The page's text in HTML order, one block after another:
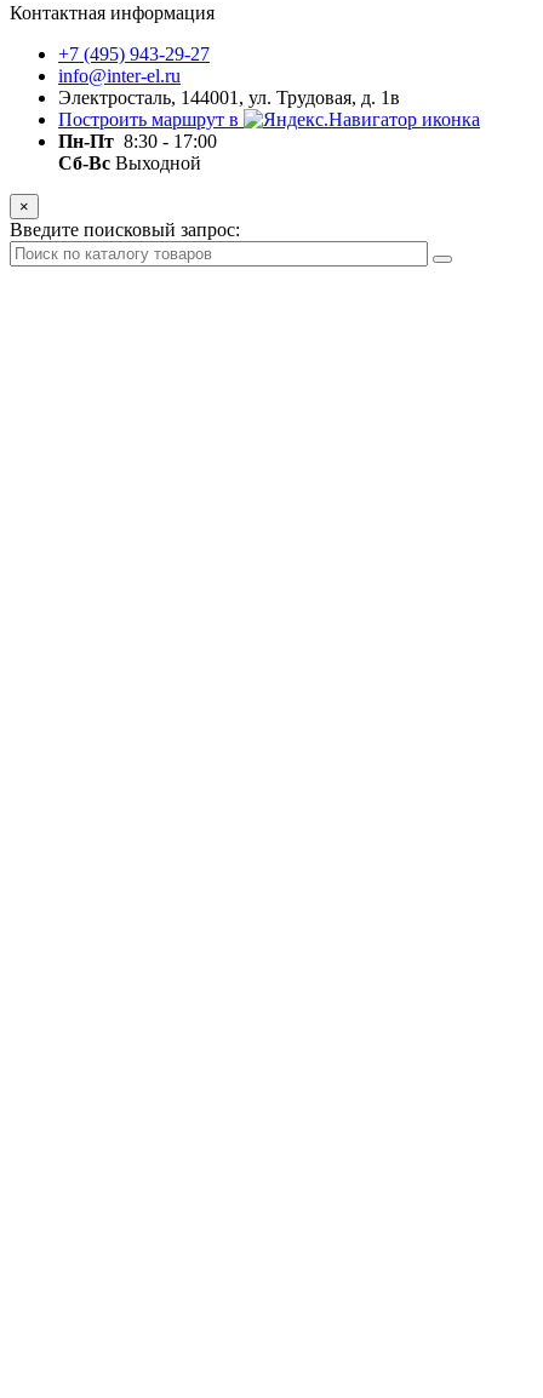
Контактная информация
+7 (495) 943-29-27
info@inter-el.ru
Электросталь, 144001, ул. Трудовая, д. 1в
Построить маршрут в
Пн-Пт 8:30 - 17:00
Сб-Вс Выходной
×
Введите поисковый запрос: